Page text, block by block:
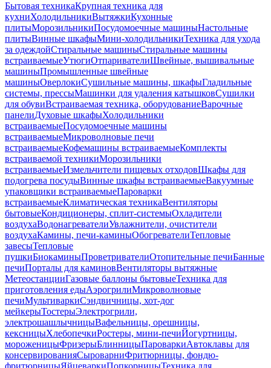
Бытовая техникаКрупная техника для
кухниХолодильникиВытяжкиКухонные
плитыМорозильникиПосудомоечные машиныНастольные
плитыВинные шкафыМини-холодильникиТехника для ухода
за одеждойСтиральные машиныСтиральные машины
встраиваемыеУтюгиОтпаривателиШвейные, вышивальные
машиныПромышленные швейные
машиныОверлокиСушильные машины, шкафыГладильные
системы, прессыМашинки для удаления катышковСушилки
для обувиВстраиваемая техника, оборудованиеВарочные
панелиДуховые шкафыХолодильники
встраиваемыеПосудомоечные машины
встраиваемыеМикроволновые печи
встраиваемыеКофемашины встраиваемыеКомплекты
встраиваемой техникиМорозильники
встраиваемыеИзмельчители пищевых отходовШкафы для
подогрева посудыВинные шкафы встраиваемыеВакуумные
упаковщики встраиваемыеПароварки
встраиваемыеКлиматическая техникаВентиляторы
бытовыеКондиционеры, сплит-системыОхладители
воздухаВодонагревателиУвлажнители, очистители
воздухаКамины, печи-каминыОбогревателиТепловые
завесыТепловые
пушкиБиокаминыПроветривателиОтопительные печиБанные
печиПорталы для каминовВентиляторы вытяжные
МетеостанцииГазовые баллоны бытовыеТехника для
приготовления едыАэрогрилиМикроволновые
печиМультиваркиСэндвичницы, хот-дог
мейкерыТостерыЭлектрогрили,
электрошашлычницыВафельницы, орешницы,
кексницыХлебопечкиРостеры, мини-печиЙогуртницы,
мороженицыФризерыБлинницыПароваркиАвтоклавы для
консервированияСыроварниФритюрницы, фондю-
фритюрницыЯйцеваркиПопкорницыТехника для